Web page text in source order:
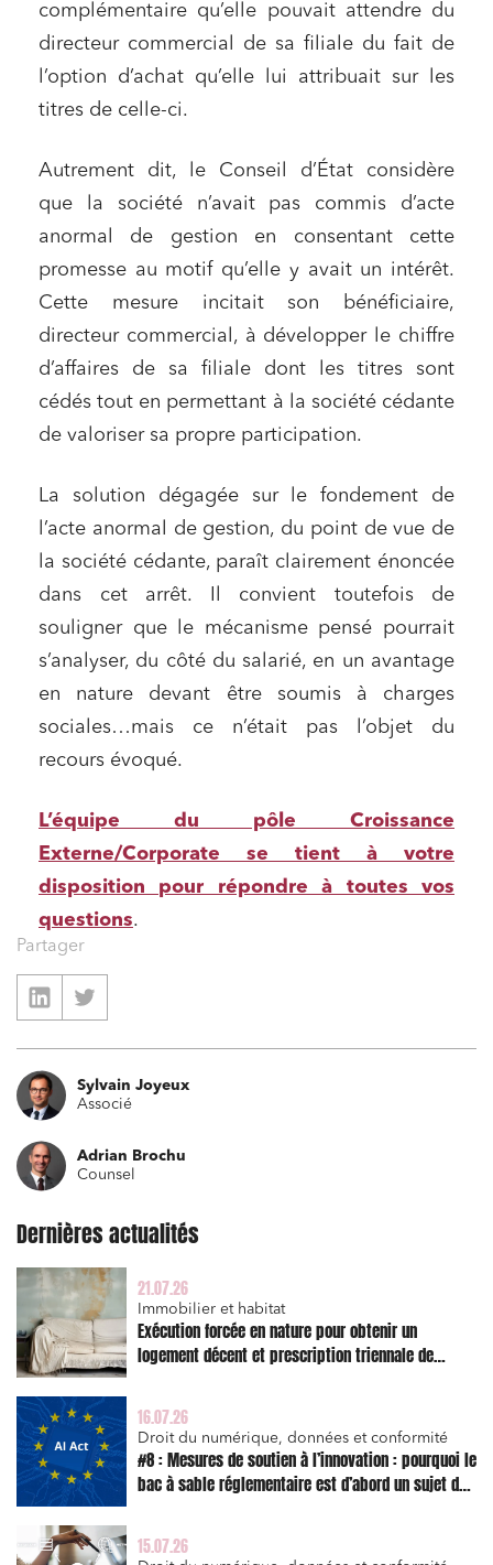
complémentaire qu’elle pouvait attendre du
directeur commercial de sa filiale du fait de
l’option d’achat qu’elle lui attribuait sur les
titres de celle-ci.
Autrement dit, le Conseil d’État considère
que la société n’avait pas commis d’acte
anormal de gestion en consentant cette
promesse au motif qu’elle y avait un intérêt.
Cette mesure incitait son bénéficiaire,
directeur commercial, à développer le chiffre
d’affaires de sa filiale dont les titres sont
cédés tout en permettant à la société cédante
de valoriser sa propre participation.
La solution dégagée sur le fondement de
l’acte anormal de gestion, du point de vue de
la société cédante, paraît clairement énoncée
dans cet arrêt. Il convient toutefois de
souligner que le mécanisme pensé pourrait
s’analyser, du côté du salarié, en un avantage
en nature devant être soumis à charges
sociales…mais ce n’était pas l’objet du
recours évoqué.
L’équipe du pôle Croissance
Externe/Corporate se tient à votre
disposition pour répondre à toutes vos
questions.
Partager
Sylvain Joyeux
Associé
Adrian Brochu
Counsel
Dernières actualités
21.07.26
Immobilier et habitat
Exécution forcée en nature pour obtenir un
logement décent et prescription triennale de
16.07.26
Droit du numérique, données et conformité
#8 : Mesures de soutien à l’innovation : pourquoi le
bac à sable réglementaire est d’abord un sujet de
15.07.26
Relations commerciales et contrats
solidaire
Immobilier et habitat
Entreprises du numérique
Établissements financiers
Mobilité et transport
Droit du numérique, données et conformité
Relations sociales et droit du travail
Services publics et collectivités
Commande publique